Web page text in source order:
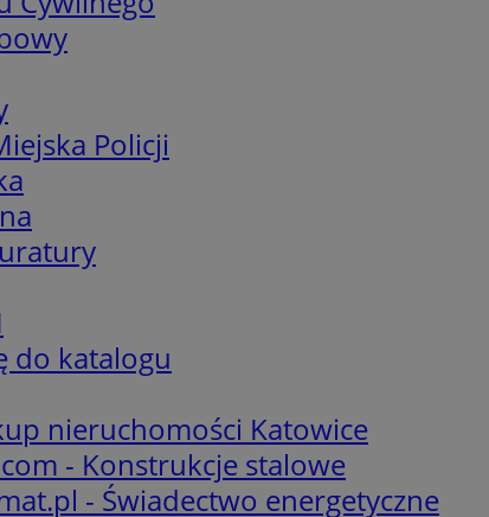
Policji
do katalogu
nieruchomości Katowice
- Konstrukcje stalowe
- Świadectwo energetyczne